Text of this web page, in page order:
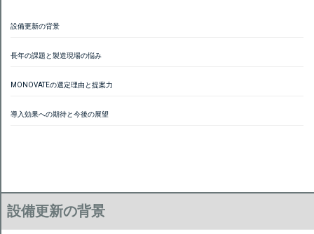
設備更新の背景
長年の課題と製造現場の悩み
MONOVATEの選定理由と提案力
導入効果への期待と今後の展望
設備更新の背景